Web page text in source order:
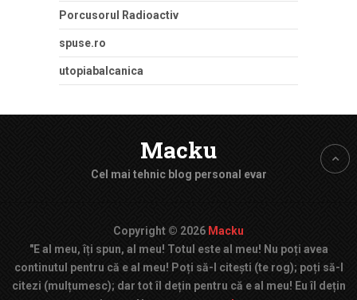
Porcusorul Radioactiv
spuse.ro
utopiabalcanica
Macku
Cel mai tehnic blog personal evar
Copyright © 2026 Macku
"E al meu, îți spun, al meu! Totul este al meu! Nu poți avea
continutul pentru că e al meu! Poți să-l citești (te rog); poți să-l
citezi (mulțumesc); dar tot îl dețin pentru că e al meu! Eu îl dețin